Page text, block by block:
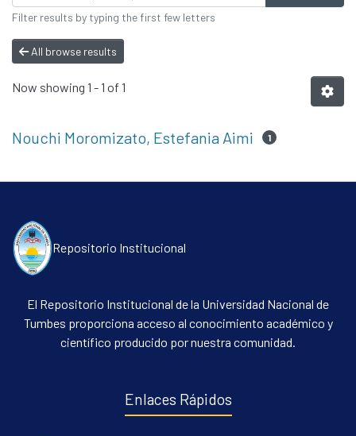
Filter results by typing the first few letters
All browse results
Now showing 1 - 1 of 1
Nouchi Moromizato, Estefania Aimi 1
Repositorio Institucional
El Repositorio Institucional de la Universidad Nacional de
Tumbes proporciona acceso al conocimiento académico y
científico producido por nuestra comunidad.
Enlaces Rápidos